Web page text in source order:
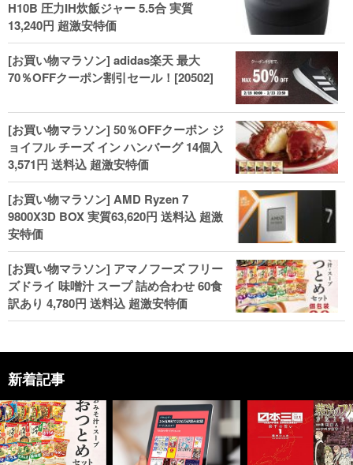
H10B 圧力IH炊飯ジャー 5.5合 実質
13,240円 超激安特価
[お買い物マラソン] adidas楽天 最大
70％OFFクーポン割引セール！[20502]
[お買い物マラソン] 50％OFFクーポン ジ
ョイフル チーズ イン ハンバーグ 14個入
3,571円 送料込 超激安特価
[お買い物マラソン] AMD Ryzen 7
9800X3D BOX 実質63,620円 送料込 超激
安特価
[お買い物マラソン] アマノフーズ フリー
ズドライ 味噌汁 スープ 詰め合わせ 60食
訳あり 4,780円 送料込 超激安特価
新着記事